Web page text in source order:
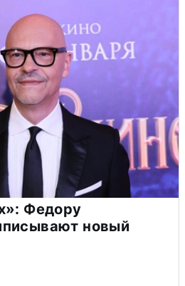
Федору
новый